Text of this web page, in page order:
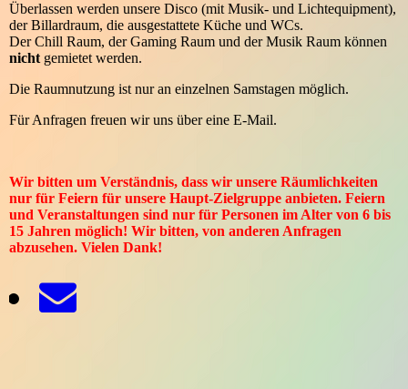
Überlassen werden unsere Disco (mit Musik- und Lichtequipment),
der Billardraum, die ausgestattete Küche und WCs.
Der Chill Raum, der Gaming Raum und der Musik Raum können
nicht gemietet werden.
Die Raumnutzung ist nur an einzelnen Samstagen möglich.
Für Anfragen freuen wir uns über eine E-Mail.
Wir bitten um Verständnis, dass wir unsere Räumlichkeiten
nur für Feiern für unsere Haupt-Zielgruppe anbieten. Feiern
und Veranstaltungen sind nur für Personen im Alter von 6 bis
15 Jahren möglich! Wir bitten, von anderen Anfragen
abzusehen. Vielen Dank!